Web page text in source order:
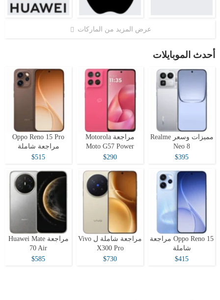
عرض المزيد من الماركات
أحدث الموبايلات
مميزات وسعر Realme
Neo 8
$395
مراجعة Motorola
Moto G57 Power
$290
Oppo Reno 15 Pro
مراجعة شاملة
$515
Oppo Reno 15 مراجعة
شاملة
$415
مراجعة شاملة ل Vivo
X300 Pro
$730
مراجعة Huawei Mate
70 Air
$585